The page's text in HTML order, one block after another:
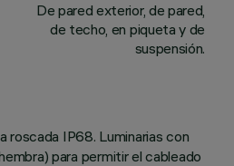
De pared exterior, de pared,
de techo, en piqueta y de
suspensión.
roscada IP68. Luminarias con
para permitir el cableado